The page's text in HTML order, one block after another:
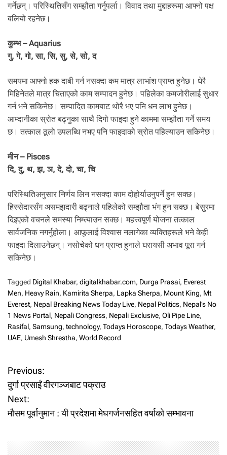
गर्नेछन्। परिस्थितिसँग सम्झौता गर्नुपर्ला। विवाद तथा मुद्दाहरूमा आफ्नो पक्ष
बलियो रहनेछ।
कुम्भ – Aquarius
गु, गे, गो, सा, सि, सु, से, सो, द
समयमा आफ्नो हक दाबी गर्न नसक्दा कम मात्र लाभांश प्राप्त हुनेछ। धेरै
मिहिनेतले मात्र चिताएको काम सम्पादन हुनेछ। पहिलेका कमजोरीलाई सुधार
गर्न भने सकिनेछ। सम्पादित कामबाट थोरै भए पनि धन लाभ हुनेछ।
आम्दानीका स्रोत बढ्नुका साथै दिगो फाइदा हुने काममा सम्झौता गर्ने समय
छ। तत्काल ठूलाे उपलब्धि नभए पनि फाइदाको स्रोत पहिल्याउन सकिनेछ।
मीन – Pisces
दि, दु, थ, झ, ञ, दे, दो, चा, चि
परिस्थितिअनुसार निर्णय लिन नसक्दा काम दोहोर्याउनुपर्ने हुन सक्छ।
हिस्सेदारसँग असमझदारी बढ्नाले पहिलेको सम्झौता भंग हुन सक्छ। बेसुरमा
दिइएको वचनले समस्या निम्त्याउन सक्छ। महत्त्वपूर्ण योजना तत्काल
सार्वजनिक नगर्नुहोला। आफूलाई विश्वास नलागेका व्यक्तिहरूले भने केही
फाइदा दिलाउनेछन्। नसोचेको धन प्राप्त हुनाले घरायसी अभाव पूरा गर्न
सकिनेछ।
Tagged Digital Khabar, digitalkhabar.com, Durga Prasai, Everest
Men, Heavy Rain, Kamirita Sherpa, Lapka Sherpa, Mount King, Mt
Everest, Nepal Breaking News Today Live, Nepal Politics, Nepal’s No
1 News Portal, Nepali Congress, Nepali Exclusive, Oli Pipe Line,
Rasifal, Samsung, technology, Todays Horoscope, Todays Weather,
UAE, Umesh Shrestha, World Record
P
o
s
t
Previous:
दुर्गा प्रसाईं वीरगञ्जबाट पक्राउ
Next:
मौसम पूर्वानुमान : यी प्रदेशमा मेघगर्जनसहित वर्षाको सम्भावना